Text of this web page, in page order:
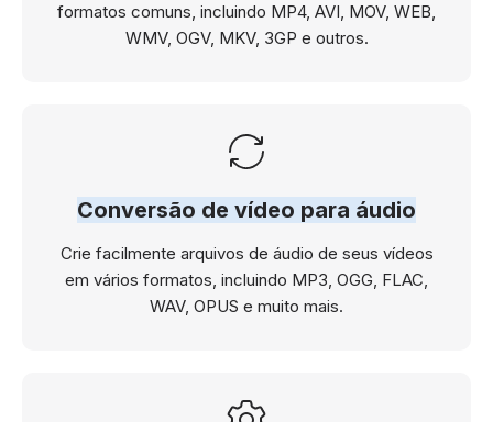
formatos comuns, incluindo MP4, AVI, MOV, WEB,
WMV, OGV, MKV, 3GP e outros.
Conversão de vídeo para áudio
Crie facilmente arquivos de áudio de seus vídeos
em vários formatos, incluindo MP3, OGG, FLAC,
WAV, OPUS e muito mais.